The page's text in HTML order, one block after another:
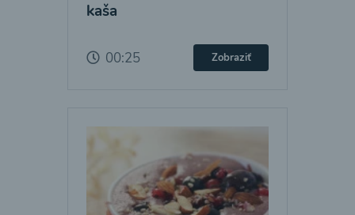
kaša
00:25 Zobraziť